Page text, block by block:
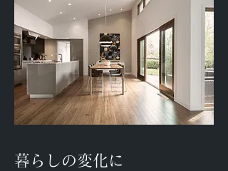
暮らしの変化に